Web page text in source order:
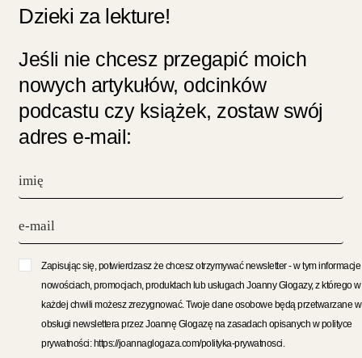
Dzieki za lekture!
Jeśli nie chcesz przegapić moich
nowych artykułów, odcinków
podcastu czy książek, zostaw swój
adres e-mail:
Zapisując się, potwierdzasz że chcesz otrzymywać newsletter - w tym informacje
nowościach, promocjach, produktach lub usługach Joanny Glogazy, z którego w
każdej chwili możesz zrezygnować. Twoje dane osobowe będą przetwarzane
obsługi newslettera przez Joannę Glogazę na zasadach opisanych w polityce
prywatności: https://joannaglogaza.com/polityka-prywatnosci.